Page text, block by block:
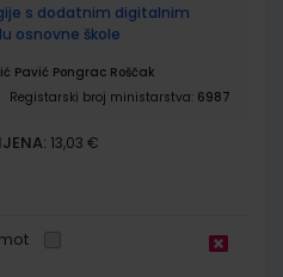
s dodatnim digitalnim
osnovne škole
Pavić Pongrac Roščak
Registarski broj ministarstva: 6987
13,03 €